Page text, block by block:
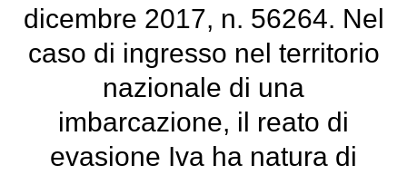
dicembre 2017, n. 56264. Nel
caso di ingresso nel territorio
nazionale di una
imbarcazione, il reato di
evasione Iva ha natura di